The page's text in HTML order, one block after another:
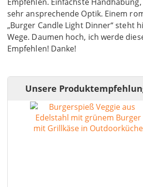
sehr ansprechende Optik. Einem
„Burger Candle Light Dinner“ steht
Wege. Daumen hoch, ich werde
Empfehlen! Danke!
Unsere